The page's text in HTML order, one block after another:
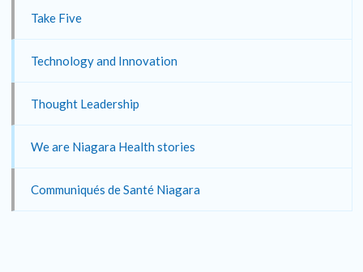
Take Five
Technology and Innovation
Thought Leadership
We are Niagara Health stories
Communiqués de Santé Niagara